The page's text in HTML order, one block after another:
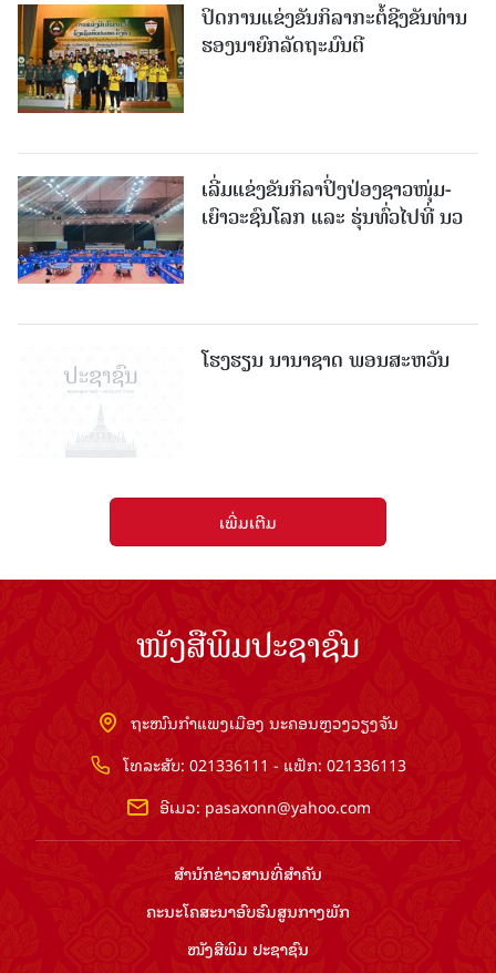
ປິດການແຂ່ງຂັນກິລາກະຕໍ້ຊີງຂັນທ່ານ
ຮອງນາຍົກລັດຖະມົນຕີ
ເລີ່ມແຂ່ງຂັນກິລາປິ່ງປ່ອງຊາວໜຸ່ມ-
ເຍົາວະຊົນໂລກ ແລະ ຮຸ່ນທົ່ວໄປທີ່ ນວ
ໂຮງຮຽນ ນານາຊາດ ພອນສະຫວັນ
ເພີ່ມເຕີມ
ໜັງສືພິມປະຊາຊົນ
ຖະໜົນກຳແພງເມືອງ ນະຄອນຫຼວງວຽງຈັນ
ໂທລະສັບ: 021336111 - ແຟັກ: 021336113
ອີເມວ: pasaxonn@yahoo.com
ສຳ​ນັກ​ຂ່າວ​ສານ​ທີ່​ສຳ​ຄັນ​
ຄະນະໂຄສະນາອົບຮົມ​ສູນ​ກາງ​ພັກ
ໜັງສືພິມ ປະ​ຊາ​ຊົນ